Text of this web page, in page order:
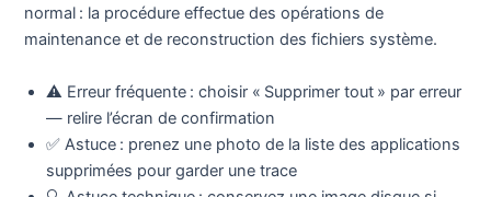
normal : la procédure effectue des opérations de
maintenance et de reconstruction des fichiers système.
⚠️ Erreur fréquente : choisir « Supprimer tout » par erreur
— relire l’écran de confirmation
✅ Astuce : prenez une photo de la liste des applications
supprimées pour garder une trace